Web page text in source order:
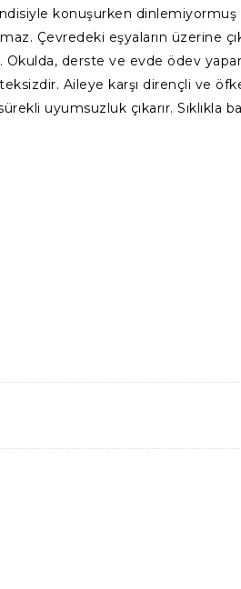
konuşurken
Çevredeki eşyaların üzerine
Okulda, derste ve evde ödev
Aileye karşı dirençli ve
uyumsuzluk çıkarır. Sıklıkla